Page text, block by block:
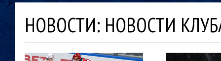
НОВОСТИ: НОВОСТИ